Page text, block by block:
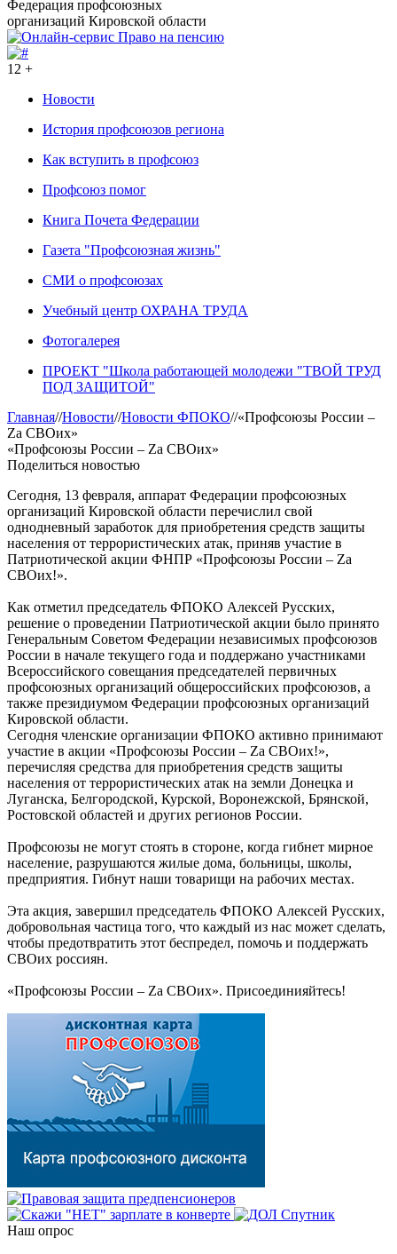
Федерация профсоюзных
организаций Кировской области
12 +
Новости
История профсоюзов региона
Как вступить в профсоюз
Профсоюз помог
Книга Почета Федерации
Газета "Профсоюзная жизнь"
СМИ о профсоюзах
Учебный центр ОХРАНА ТРУДА
Фотогалерея
ПРОЕКТ "Школа работающей молодежи "ТВОЙ ТРУД
ПОД ЗАЩИТОЙ"
Главная//Новости//Новости ФПОКО//«Профсоюзы России –
Zа СВОих»
«Профсоюзы России – Zа СВОих»
Поделиться новостью
Сегодня, 13 февраля, аппарат Федерации профсоюзных
организаций Кировской области перечислил свой
однодневный заработок для приобретения средств защиты
населения от террористических атак, приняв участие в
Патриотической акции ФНПР «Профсоюзы России – Za
СВОих!».
Как отметил председатель ФПОКО Алексей Русских,
решение о проведении Патриотической акции было принято
Генеральным Советом Федерации независимых профсоюзов
России в начале текущего года и поддержано участниками
Всероссийского совещания председателей первичных
профсоюзных организаций общероссийских профсоюзов, а
также президиумом Федерации профсоюзных организаций
Кировской области.
Сегодня членские организации ФПОКО активно принимают
участие в акции «Профсоюзы России – Za СВОих!»,
перечисляя средства для приобретения средств защиты
населения от террористических атак на земли Донецка и
Луганска, Белгородской, Курской, Воронежской, Брянской,
Ростовской областей и других регионов России.
Профсоюзы не могут стоять в стороне, когда гибнет мирное
население, разрушаются жилые дома, больницы, школы,
предприятия. Гибнут наши товарищи на рабочих местах.
Эта акция, завершил председатель ФПОКО Алексей Русских,
добровольная частица того, что каждый из нас может сделать,
чтобы предотвратить этот беспредел, помочь и поддержать
СВОих россиян.
«Профсоюзы России – Zа СВОих». Присоединияйтесь!
Наш опрос